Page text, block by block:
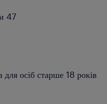
47
осіб старше 18 років